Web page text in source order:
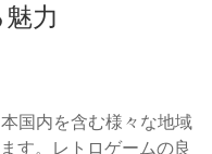
力
国内を含む様々な地域
す。レトロゲームの良